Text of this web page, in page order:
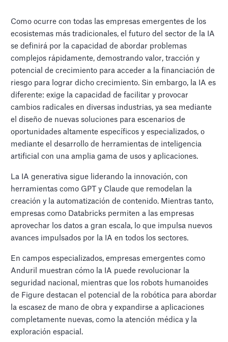
Como ocurre con todas las empresas emergentes de los
ecosistemas más tradicionales, el futuro del sector de la IA
se definirá por la capacidad de abordar problemas
complejos rápidamente, demostrando valor, tracción y
potencial de crecimiento para acceder a la financiación de
riesgo para lograr dicho crecimiento. Sin embargo, la IA es
diferente: exige la capacidad de facilitar y provocar
cambios radicales en diversas industrias, ya sea mediante
el diseño de nuevas soluciones para escenarios de
oportunidades altamente específicos y especializados, o
mediante el desarrollo de herramientas de inteligencia
artificial con una amplia gama de usos y aplicaciones.
La IA generativa sigue liderando la innovación, con
herramientas como GPT y Claude que remodelan la
creación y la automatización de contenido. Mientras tanto,
empresas como Databricks permiten a las empresas
aprovechar los datos a gran escala, lo que impulsa nuevos
avances impulsados por la IA en todos los sectores.
En campos especializados, empresas emergentes como
Anduril muestran cómo la IA puede revolucionar la
seguridad nacional, mientras que los robots humanoides
de Figure destacan el potencial de la robótica para abordar
la escasez de mano de obra y expandirse a aplicaciones
completamente nuevas, como la atención médica y la
exploración espacial.